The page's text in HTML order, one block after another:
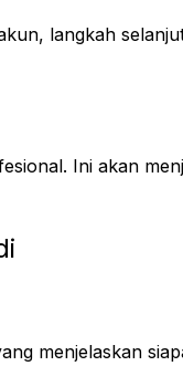
langkah
Ini akan
menjelaskan